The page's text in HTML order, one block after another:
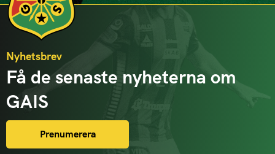
Nyhetsbrev
Få de senaste nyheterna om
GAIS
Prenumerera